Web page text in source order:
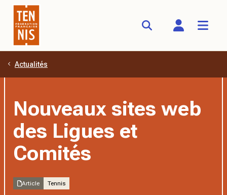
Aller au contenu principal
Actualités
Nouveaux sites web
des Ligues et
Comités
Article Tennis